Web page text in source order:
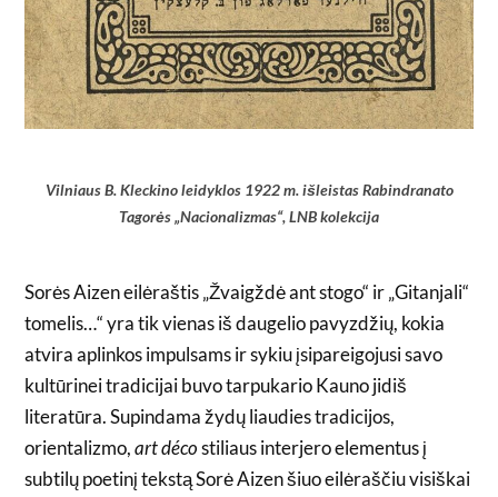
Vilniaus B. Kleckino leidyklos 1922 m. išleistas Rabindranato
Tagorės „Nacionalizmas“, LNB kolekcija
Sorės Aizen eilėraštis „Žvaigždė ant stogo“ ir „Gitanjali“
tomelis…“ yra tik vienas iš daugelio pavyzdžių, kokia
atvira aplinkos impulsams ir sykiu įsipareigojusi savo
kultūrinei tradicijai buvo tarpukario Kauno jidiš
literatūra. Supindama žydų liaudies tradicijos,
orientalizmo,art décostiliaus interjero elementus į
subtilų poetinį tekstą Sorė Aizen šiuo eilėraščiu visiškai